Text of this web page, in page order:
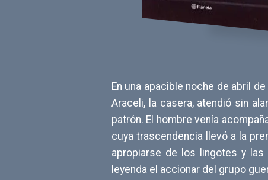
En una apacible noche de abril
Araceli, la casera, atendió sin
patrón. El hombre venía
cuya trascendencia llevó a la
apropiarse de los lingotes y
leyenda el accionar del grupo